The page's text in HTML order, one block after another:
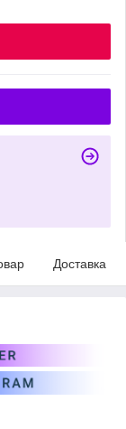
Доставка